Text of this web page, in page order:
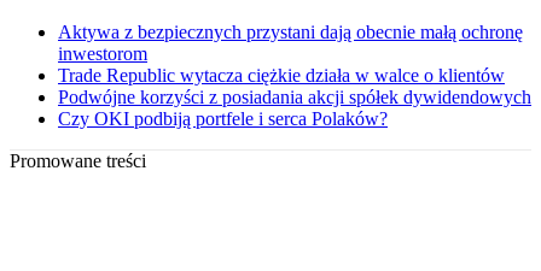
Aktywa z bezpiecznych przystani dają obecnie małą ochronę
inwestorom
Trade Republic wytacza ciężkie działa w walce o klientów
Podwójne korzyści z posiadania akcji spółek dywidendowych
Czy OKI podbiją portfele i serca Polaków?
Promowane treści